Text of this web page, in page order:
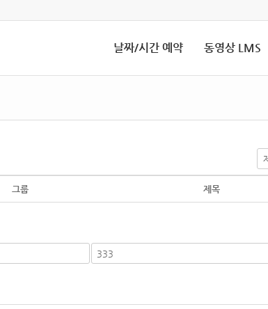
날짜/시간 예약 동영상 LMS
그룹 제목